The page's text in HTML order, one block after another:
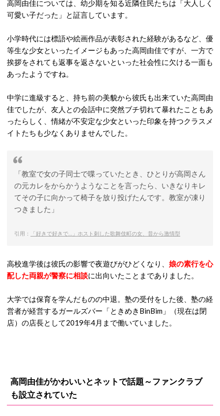
高岡由佳については、幼少期を知る近隣住民たちは「大人しく
可愛い子だった」と証言しています。
小学時代には標語や絵画作品が表彰された経験があるなど、優
等生な少女といったイメージもあった高岡由佳ですが、一方で
挨拶をされても返事を返さないといった社会性に欠ける一面も
あったようですね。
中学に進級すると、持ち前の美貌から彼氏も出来ていた高岡由
佳でしたが、友人との会話中に突然ブチ切れて暴れたこともあ
ったらしく、情緒が不安定な少女といった印象を持つクラスメ
イトたちも少なくありませんでした。
「教室で女の子同士で喋っていたとき、ひとりが高岡さん
の元カレをからかうようなことを言ったら、いきなりキレ
てその子に向かって椅子を放り投げたんです。教室が凍り
つきました」
引用： 「好きで好きで…」ホスト刺した歌舞伎町の女、昔から激情型
高校進学後は彼氏の影響で夜遊びがひどくなり、 娘の素行を心
配した両親が警察に相談に出向いたことまでありました。
大学では保育を学んだものの中退。塾の受付をした後、塾の経
営者が経営するガールズバー「ときめきBinBim」（現在は閉
店）の店長として2019年4月まで働いていました。
高岡由佳がかわいいとネットで話題～ファンクラブ
も設立されていた